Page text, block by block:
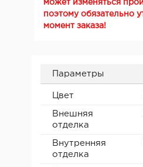
может изменяться
поэтому обязательно
момент заказа!
Параметры
Цвет
Внешняя
отделка
Внутренняя
отделка